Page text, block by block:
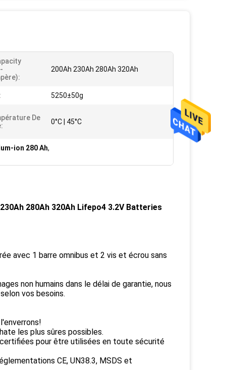
200Ah 230Ah 280Ah 320Ah
5250±50g
De
0°C | 45°C
ion 280 Ah,
280Ah 320Ah Lifepo4 3.2V Batteries
avec 1 barre omnibus et 2 vis et écrou sans
non humains dans le délai de garantie, nous
vos besoins.
les plus sûres possibles.
pour être utilisées en toute sécurité
CE, UN38.3, MSDS et